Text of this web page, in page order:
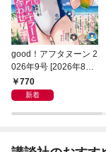
good！アフタヌーン 2
026年9号 [2026年8月
6日発売]
770
新着